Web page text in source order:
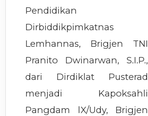
Pendidikan
Dirbiddikpimkatnas
Lemhannas, Brigjen TNI
Pranito Dwinarwan, S.I.P.,
dari Dirdiklat Pusterad
menjadi Kapoksahli
Pangdam lX/Udy, Brigjen